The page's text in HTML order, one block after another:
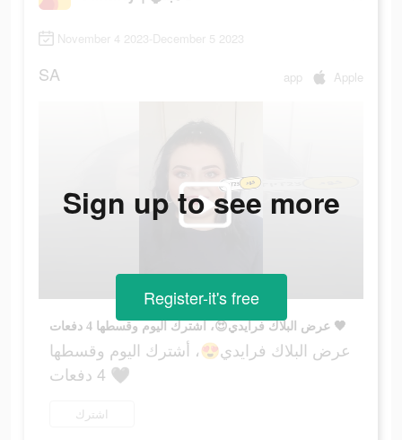
November 4 2023-December 5 2023
SA app Apple
عرض البلاك فرايدي😍، أشترك اليوم وقسطها 4 دفعات 🖤
عرض البلاك فرايدي😍، أشترك اليوم وقسطها
4 دفعات 🖤
اشترك
Sign up to see more
Register-it's free